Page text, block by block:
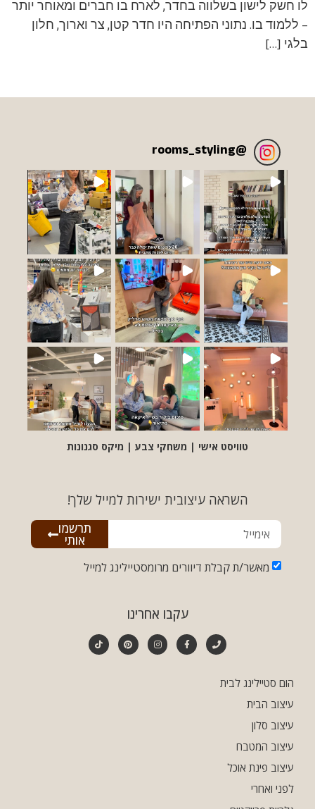
לו חשק לישון בשלווה בחדר, לארח בו חברים ומאוחר יותר
– ללמוד בו. נתוני הפתיחה היו חדר קטן, צר וארוך, חלון
בלגי […]
הום סטיילינג לבית
עיצוב הבית
עיצוב סלון
עיצוב המטבח
עיצוב פינת אוכל
לפני ואחרי
השראה עיצובית ישירות למייל שלך!
מאשר/ת קבלת דיוורים מרומסטיילינג למייל
תרשמו
אותי
עקבו אחרינו
@
rooms_styling
טוויסט אישי | משחקי צבע | מיקס סגנונות